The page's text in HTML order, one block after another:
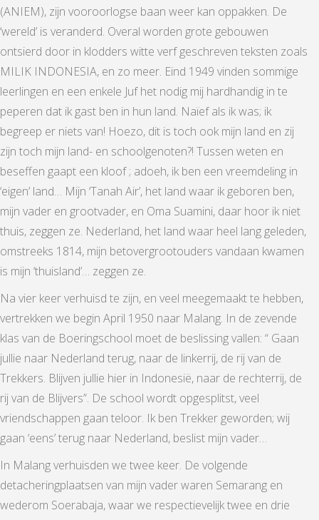
(ANIEM), zijn vooroorlogse baan weer kan oppakken. De
‘wereld’ is veranderd. Overal worden grote gebouwen
ontsierd door in klodders witte verf geschreven teksten zoals
MILIK INDONESIA, en zo meer. Eind 1949 vinden sommige
leerlingen en een enkele Juf het nodig mij hardhandig in te
peperen dat ik gast ben in hun land. Naïef als ik was; ik
begreep er niets van! Hoezo, dit is toch ook mijn land en zij
zijn toch mijn land- en schoolgenoten?! Tussen weten en
beseffen gaapt een kloof ; adoeh, ik ben een vreemdeling in
‘eigen’ land… Mijn ‘Tanah Air’, het land waar ik geboren ben,
mijn vader en grootvader, en Oma Suamini, daar hoor ik niet
thuis, zeggen ze. Nederland, het land waar heel lang geleden,
omstreeks 1814, mijn betovergrootouders vandaan kwamen
is mijn ‘thuisland’… zeggen ze.
Na vier keer verhuisd te zijn, en veel meegemaakt te hebben,
vertrekken we begin April 1950 naar Malang. In de zevende
klas van de Boeringschool moet de beslissing vallen: “ Gaan
jullie naar Nederland terug, naar de linkerrij, de rij van de
Trekkers. Blijven jullie hier in Indonesië, naar de rechterrij, de
rij van de Blijvers”. De school wordt opgesplitst, veel
vriendschappen gaan teloor. Ik ben Trekker geworden; wij
gaan ‘eens’ terug naar Nederland, beslist mijn vader…
In Malang verhuisden we twee keer. De volgende
detacheringplaatsen van mijn vader waren Semarang en
wederom Soerabaja, waar we respectievelijk twee en drie